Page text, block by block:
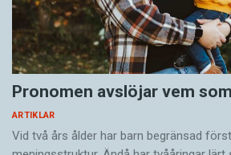
Pronomen avslöjar vem
ARTIKLAR
Vid två års ålder har barn begränsad